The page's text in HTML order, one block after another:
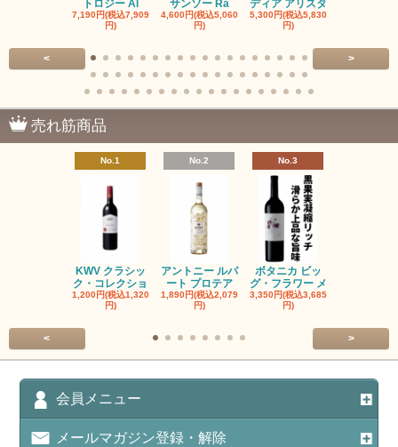
トロジー Al
7,190円(税込7,909
円)
サンソー Ra
4,600円(税込5,060
円)
ディア アリスタ
5,300円(税込5,830
円)
< >
売れ筋商品
No.1
KWV クラシッ
ク・コレクショ
1,200円(税込1,320
円)
No.2
アントニー ルパ
ート プロテア
1,890円(税込2,079
円)
No.3
ボタニカ ビッ
グ・フラワー メ
3,350円(税込3,685
円)
< >
会員メニュー
メールマガジン登録・解除